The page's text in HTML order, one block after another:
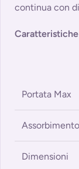
continua con
Portata Max
Assorbimento
Dimensioni